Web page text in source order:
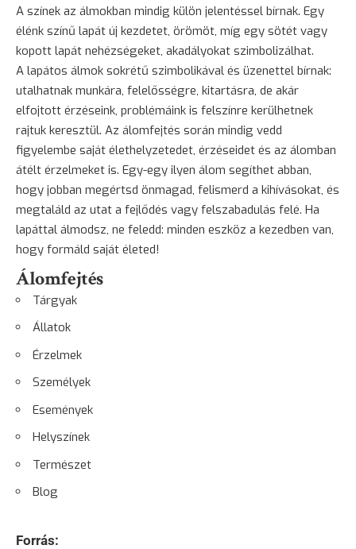
A színek az álmokban mindig külön jelentéssel bírnak. Egy
élénk színű lapát új kezdetet, örömöt, míg egy sötét vagy
kopott lapát nehézségeket, akadályokat szimbolizálhat.
A lapátos álmok sokrétű szimbolikával és üzenettel bírnak:
utalhatnak munkára, felelősségre, kitartásra, de akár
elfojtott érzéseink, problémáink is felszínre kerülhetnek
rajtuk keresztül. Az álomfejtés során mindig vedd
figyelembe saját élethelyzetedet, érzéseidet és az álomban
átélt érzelmeket is. Egy-egy ilyen álom segíthet abban,
hogy jobban megértsd önmagad, felismerd a kihívásokat, és
megtaláld az utat a fejlődés vagy felszabadulás felé. Ha
lapáttal álmodsz, ne feledd: minden eszköz a kezedben van,
hogy formáld saját életed!
Álomfejtés
Tárgyak
Állatok
Érzelmek
Személyek
Események
Helyszínek
Természet
Blog
Forrás: